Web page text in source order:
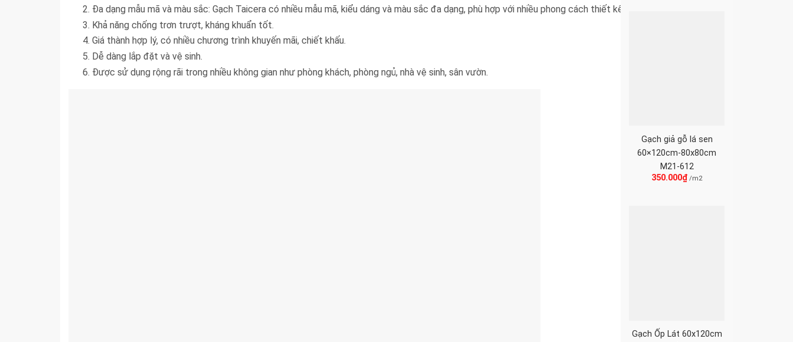
Đa dạng mẫu mã và màu sắc: Gạch Taicera có nhiều mẫu mã, kiểu dáng và màu sắc đa dạng, phù hợp với nhiều phong cách thiết kế.
Khả năng chống trơn trượt, kháng khuẩn tốt.
Giá thành hợp lý, có nhiều chương trình khuyến mãi, chiết khấu.
Dễ dàng lắp đặt và vệ sinh.
Được sử dụng rộng rãi trong nhiều không gian như phòng khách, phòng ngủ, nhà vệ sinh, sân vườn.
Gạch giả gỗ lá sen
60×120cm-80x80cm
M21-612
350.000₫ /m2
Gạch Ốp Lát 60x120cm